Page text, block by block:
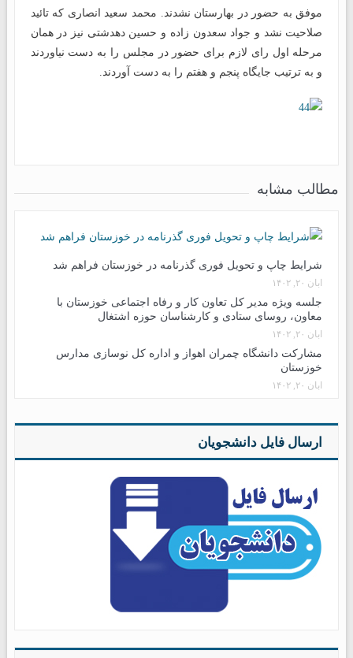
موفق به حضور در بهارستان نشدند. محمد سعید انصاری که تائید
صلاحیت نشد و جواد سعدون زاده و حسین دهدشتی نیز در همان
مرحله اول رای لازم برای حضور در مجلس را به دست نیاوردند
و به ترتیب جایگاه پنجم و هفتم را به دست آوردند.
مطالب مشابه
شرایط چاپ و تحویل فوری گذرنامه در خوزستان فراهم شد
آبان ۲۰, ۱۴۰۲
جلسه ویژه مدیر کل تعاون کار و رفاه اجتماعی خوزستان با
معاون، روسای ستادی و کارشناسان حوزه اشتغال
آبان ۲۰, ۱۴۰۲
مشارکت دانشگاه چمران اهواز و اداره کل نوسازی مدارس
خوزستان
آبان ۲۰, ۱۴۰۲
ارسال فایل دانشجویان